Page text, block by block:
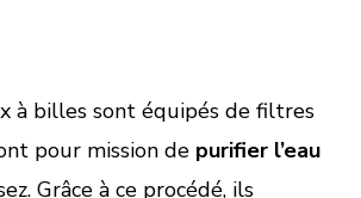
à billes sont équipés de filtres
pour mission de purifier l’eau
Grâce à ce procédé, ils